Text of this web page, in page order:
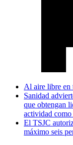
Al aire libre en
Sanidad
que obtengan
actividad como
El TSJC
máximo seis